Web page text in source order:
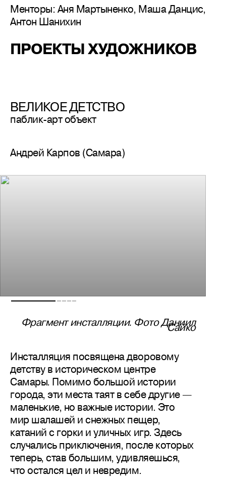
Менторы: Аня Мартыненко, Маша Данцис,
Антон Шанихин
ПРОЕКТЫ ХУДОЖНИКОВ
ВЕЛИКОЕ ДЕТСТВО
паблик-арт объект
Андрей Карпов (Самара)
Фрагмент инсталляции. Фото Даниил
Сайко
Инсталляция посвящена дворовому
детству в историческом центре
Самары. Помимо большой истории
города, эти места таят в себе другие —
маленькие, но важные истории. Это
мир шалашей и снежных пещер,
катаний с горки и уличных игр. Здесь
случались приключения, после которых
теперь, став большим, удивляешься,
что остался цел и невредим.